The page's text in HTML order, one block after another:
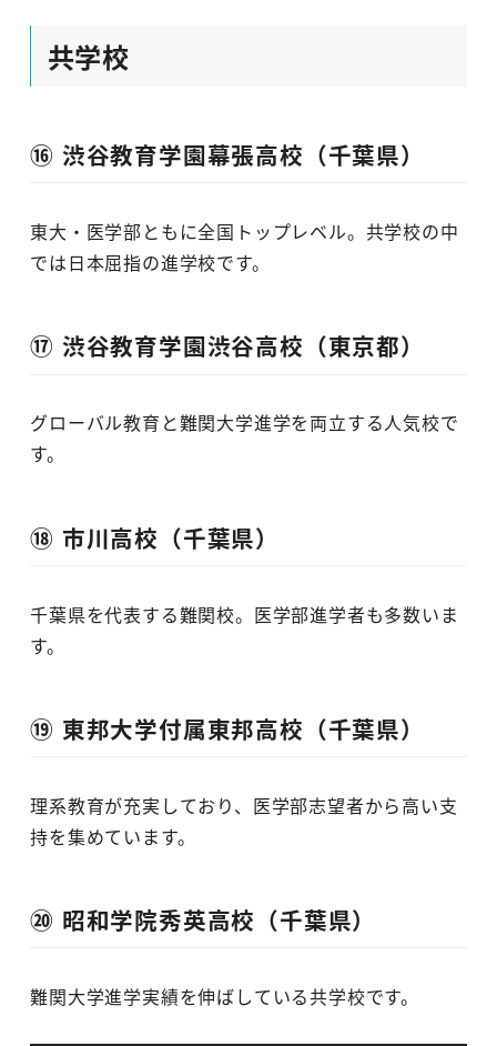
共学校
⑯ 渋谷教育学園幕張高校（千葉県）
東大・医学部ともに全国トップレベル。共学校の中
では日本屈指の進学校です。
⑰ 渋谷教育学園渋谷高校（東京都）
グローバル教育と難関大学進学を両立する人気校で
す。
⑱ 市川高校（千葉県）
千葉県を代表する難関校。医学部進学者も多数いま
す。
⑲ 東邦大学付属東邦高校（千葉県）
理系教育が充実しており、医学部志望者から高い支
持を集めています。
⑳ 昭和学院秀英高校（千葉県）
難関大学進学実績を伸ばしている共学校です。